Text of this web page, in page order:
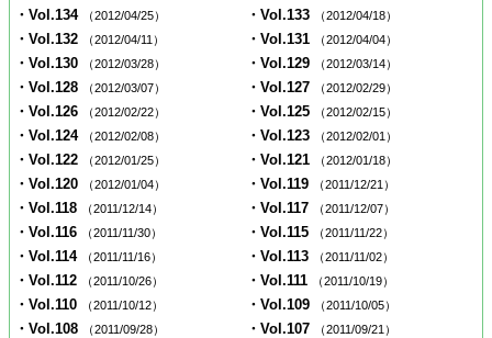
・Vol.134 （2012/04/25） ・Vol.133 （2012/04/18）
・Vol.132 （2012/04/11） ・Vol.131 （2012/04/04）
・Vol.130 （2012/03/28） ・Vol.129 （2012/03/14）
・Vol.128 （2012/03/07） ・Vol.127 （2012/02/29）
・Vol.126 （2012/02/22） ・Vol.125 （2012/02/15）
・Vol.124 （2012/02/08） ・Vol.123 （2012/02/01）
・Vol.122 （2012/01/25） ・Vol.121 （2012/01/18）
・Vol.120 （2012/01/04） ・Vol.119 （2011/12/21）
・Vol.118 （2011/12/14） ・Vol.117 （2011/12/07）
・Vol.116 （2011/11/30） ・Vol.115 （2011/11/22）
・Vol.114 （2011/11/16） ・Vol.113 （2011/11/02）
・Vol.112 （2011/10/26） ・Vol.111 （2011/10/19）
・Vol.110 （2011/10/12） ・Vol.109 （2011/10/05）
・Vol.108 （2011/09/28） ・Vol.107 （2011/09/21）